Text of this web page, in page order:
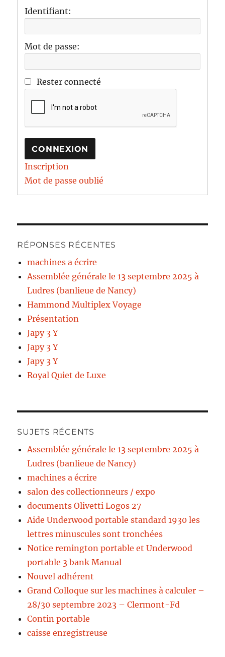
Identifiant:
Mot de passe:
Rester connecté
CONNEXION
Inscription
Mot de passe oublié
RÉPONSES RÉCENTES
machines a écrire
Assemblée générale le 13 septembre 2025 à
Ludres (banlieue de Nancy)
Hammond Multiplex Voyage
Présentation
Japy 3 Y
Japy 3 Y
Japy 3 Y
Royal Quiet de Luxe
SUJETS RÉCENTS
Assemblée générale le 13 septembre 2025 à
Ludres (banlieue de Nancy)
machines a écrire
salon des collectionneurs / expo
documents Olivetti Logos 27
Aide Underwood portable standard 1930 les
lettres minuscules sont tronchées
Notice remington portable et Underwood
portable 3 bank Manual
Nouvel adhérent
Grand Colloque sur les machines à calculer –
28/30 septembre 2023 – Clermont-Fd
Contin portable
caisse enregistreuse